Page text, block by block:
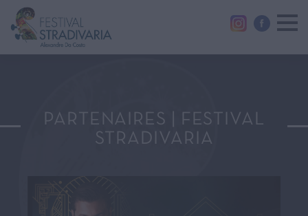
PARTENAIRES | FESTIVAL
STRADIVARIA